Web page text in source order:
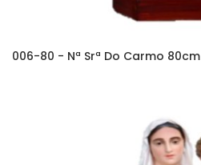
006-80 - Nª Srª Do Carmo 80cm